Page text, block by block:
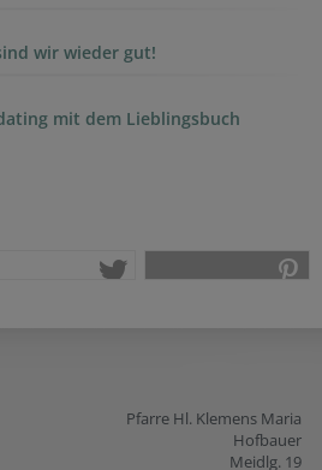
wir wieder gut!
mit dem Lieblingsbuch
Pfarre Hl. Klemens Maria
Hofbauer
Meidlg. 19